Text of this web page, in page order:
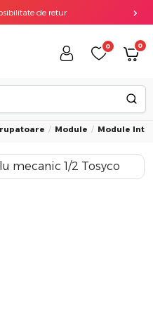
de retur
0 0
Module Module